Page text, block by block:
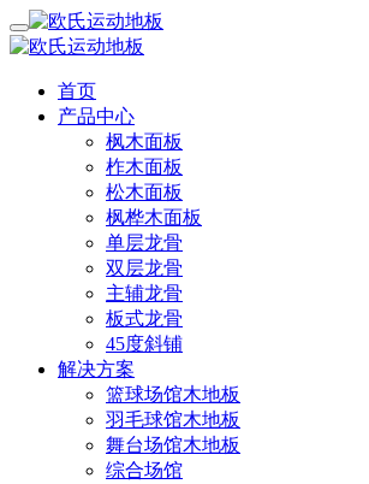
首页
产品中心
枫木面板
柞木面板
松木面板
枫桦木面板
单层龙骨
双层龙骨
主辅龙骨
板式龙骨
45度斜铺
解决方案
篮球场馆木地板
羽毛球馆木地板
舞台场馆木地板
综合场馆